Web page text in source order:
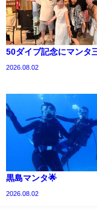
50ダイブ記念にマンタ
2026.08.02
黒島マンタ🌟
2026.08.02